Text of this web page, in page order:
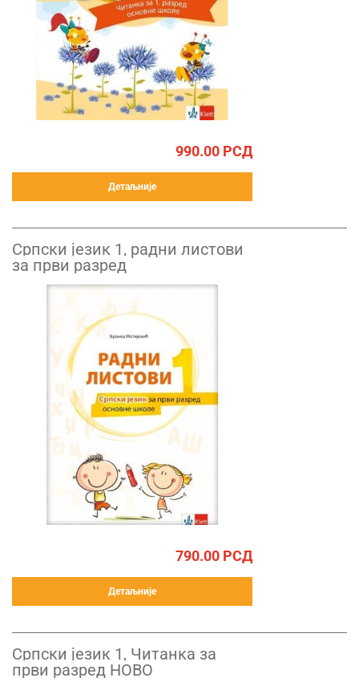
990.00 РСД
Детаљније
Српски језик 1, радни листови
за први разред
790.00 РСД
Детаљније
Српски језик 1, Читанка за
први разред НОВО